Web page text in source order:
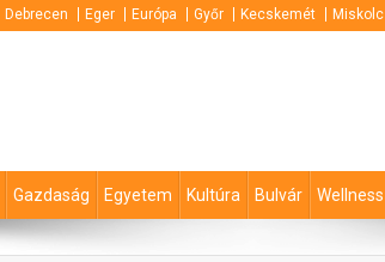
Debrecen Eger Európa Győr Kecskemét Miskolc
Gazdaság Egyetem Kultúra Bulvár Wellness